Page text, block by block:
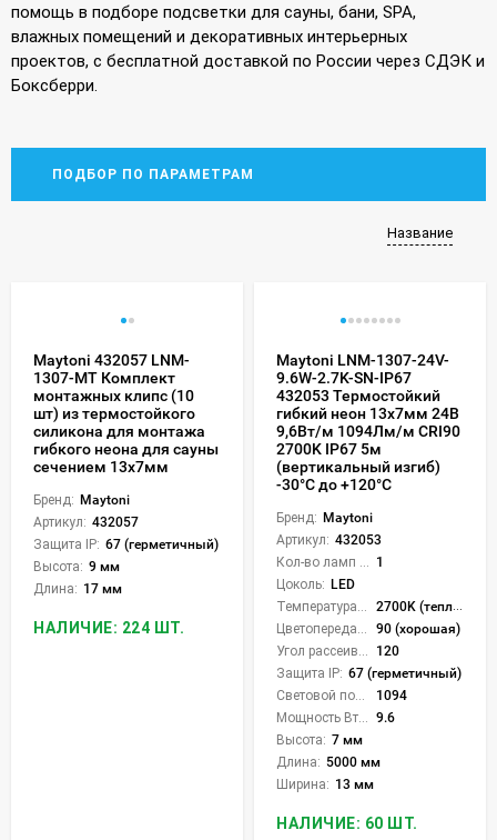
помощь в подборе подсветки для сауны, бани, SPA,
влажных помещений и декоративных интерьерных
проектов, с бесплатной доставкой по России через СДЭК и
Боксберри.
ПОДБОР ПО ПАРАМЕТРАМ
Название
Maytoni 432057 LNM-
1307-MT Комплект
монтажных клипс (10
шт) из термостойкого
силикона для монтажа
гибкого неона для сауны
сечением 13x7мм
Бренд: Maytoni
Артикул: 432057
Защита IP: 67 (герметичный)
Высота: 9 мм
Длина: 17 мм
НАЛИЧИЕ: 224 ШТ.
Maytoni LNM-1307-24V-
9.6W-2.7K-SN-IP67
432053 Термостойкий
гибкий неон 13х7мм 24В
9,6Вт/м 1094Лм/м CRI90
2700K IP67 5м
(вертикальный изгиб)
-30°C до +120°C
Бренд: Maytoni
Артикул: 432053
1
Цоколь: LED
2700K (теплый)
90 (хорошая)
120
Защита IP: 67 (герметичный)
1094
9.6
Высота: 7 мм
Длина: 5000 мм
Ширина: 13 мм
НАЛИЧИЕ: 60 ШТ.